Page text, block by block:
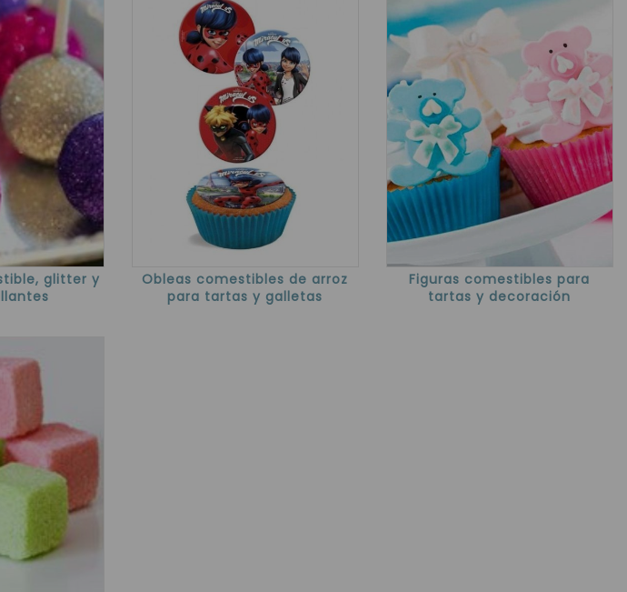
glitter y
Obleas comestibles de arroz
para tartas y galletas
Figuras comestibles para
tartas y decoración